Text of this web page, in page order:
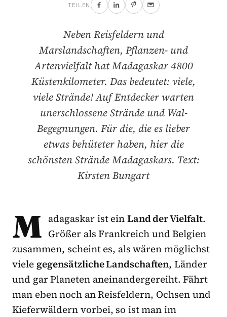
TEILEN
Neben Reisfeldern und
Marslandschaften, Pflanzen- und
Artenvielfalt hat Madagaskar 4800
Küstenkilometer. Das bedeutet: viele,
viele Strände! Auf Entdecker warten
unerschlossene Strände und Wal-
Begegnungen. Für die, die es lieber
etwas behüteter haben, hier die
schönsten Strände Madagaskars. Text:
Kirsten Bungart
M adagaskar ist einLand der Vielfalt.
Größer als Frankreich und Belgien
zusammen, scheint es, als wären möglichst
viele gegensätzliche Landschaften, Länder
und gar Planeten aneinandergereiht. Fährt
man eben noch an Reisfeldern, Ochsen und
Kieferwäldern vorbei, so ist man im